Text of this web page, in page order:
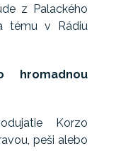
z Palackého
tému v Rádiu
hromadnou
Korzo
peši alebo